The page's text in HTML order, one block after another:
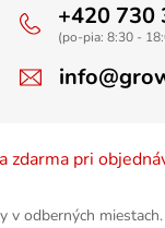
+420 730
(po-pia: 8:30 -
zdarma pri
v odberných miestach.